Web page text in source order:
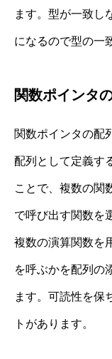
ます。型が一致し
になるので型の一
関数ポインタ
関数ポインタの配
配列として定義す
ことで、複数の関
で呼び出す関数を
複数の演算関数を
を呼ぶかを配列の
ます。可読性を保
トがあります。